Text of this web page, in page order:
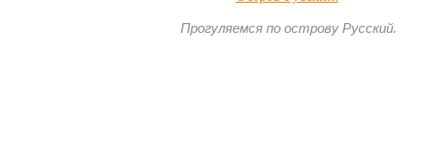
Прогуляемся по острову Русский.